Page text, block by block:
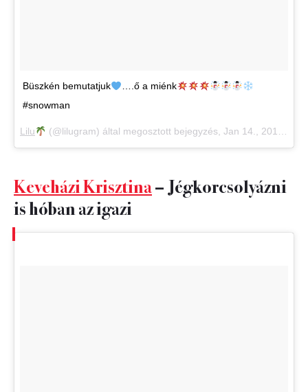
Büszkén bemutatjuk
….ő a miénk
#snowman
Lilu (@lilugram) által megosztott bejegyzés, Jan 14., 2018, időpont: 8:08 (PST időzóna szerint)
Keveházi Krisztina– Jégkorcsolyázni
is hóban az igazi